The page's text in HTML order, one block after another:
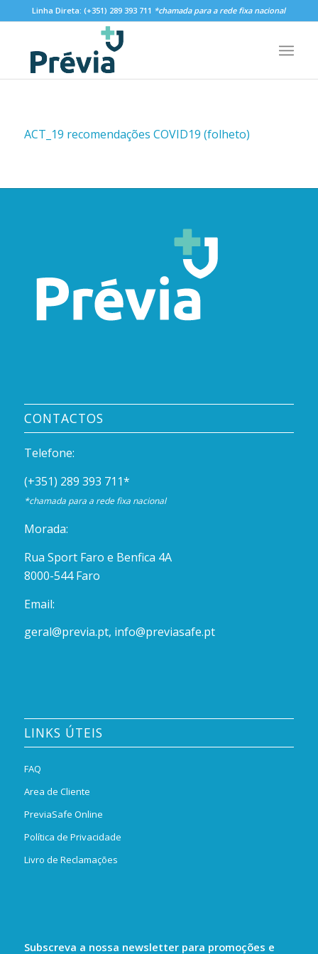
Linha Direta:(+351) 289 393 711 *chamada para a rede fixa nacional
ACT_19 recomendações COVID19 (folheto)
CONTACTOS
Telefone:
(+351) 289 393 711*
*chamada para a rede fixa nacional
Morada:
Rua Sport Faro e Benfica 4A
8000-544 Faro
Email:
geral@previa.pt, info@previasafe.pt
LINKS ÚTEIS
FAQ
Area de Cliente
PreviaSafe Online
Política de Privacidade
Livro de Reclamações
Subscreva a nossa newsletter para promoções e